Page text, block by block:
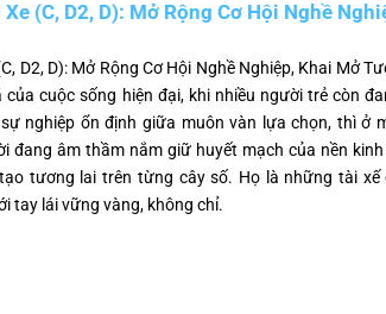
(C, D2, D): Mở Rộng Cơ Hội Nghề
D2, D): Mở Rộng Cơ Hội Nghề Nghiệp, Khai Mở
cuộc sống hiện đại, khi nhiều người trẻ còn
nghiệp ổn định giữa muôn vàn lựa chọn, thì ở
đang âm thầm nắm giữ huyết mạch của nền kinh
tương lai trên từng cây số. Họ là những tài xế
tay lái vững vàng, không chỉ.